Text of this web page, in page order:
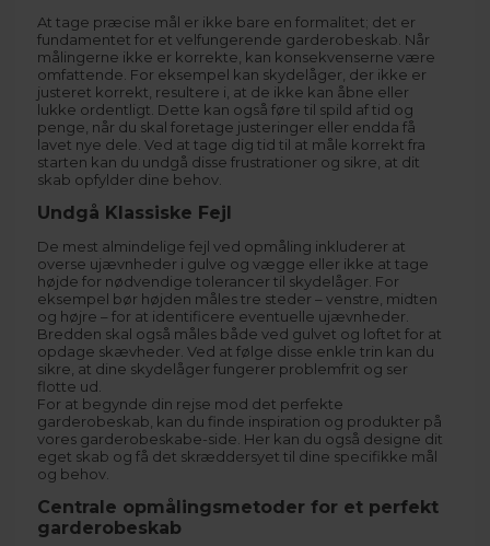
At tage præcise mål er ikke bare en formalitet; det er
fundamentet for et velfungerende garderobeskab. Når
målingerne ikke er korrekte, kan konsekvenserne være
omfattende. For eksempel kan skydelåger, der ikke er
justeret korrekt, resultere i, at de ikke kan åbne eller
lukke ordentligt. Dette kan også føre til spild af tid og
penge, når du skal foretage justeringer eller endda få
lavet nye dele. Ved at tage dig tid til at måle korrekt fra
starten kan du undgå disse frustrationer og sikre, at dit
skab opfylder dine behov.
Undgå Klassiske Fejl
De mest almindelige fejl ved opmåling inkluderer at
overse ujævnheder i gulve og vægge eller ikke at tage
højde for nødvendige tolerancer til skydelåger. For
eksempel bør højden måles tre steder – venstre, midten
og højre – for at identificere eventuelle ujævnheder.
Bredden skal også måles både ved gulvet og loftet for at
opdage skævheder. Ved at følge disse enkle trin kan du
sikre, at dine skydelåger fungerer problemfrit og ser
flotte ud.
For at begynde din rejse mod det perfekte
garderobeskab, kan du finde inspiration og produkter på
vores garderobeskabe-side . Her kan du også designe dit
eget skab og få det skræddersyet til dine specifikke mål
og behov.
Centrale opmålingsmetoder for et perfekt
garderobeskab